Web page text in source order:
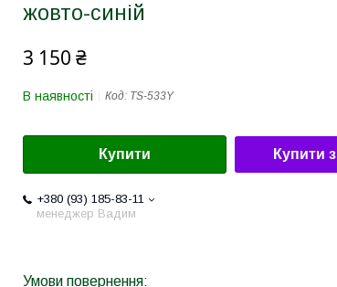
жовто-синій
3 150 ₴
В наявності Код: TS-533Y
Купити Купити з
+380 (93) 185-83-11
менеджер Вадим